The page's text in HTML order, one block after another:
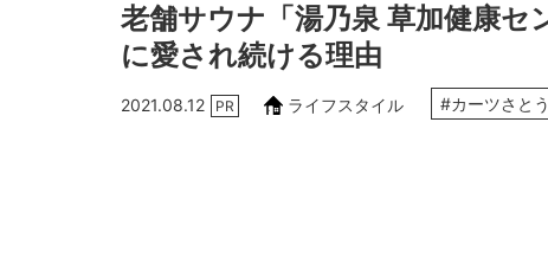
老舗サウナ「湯乃泉 草加健康セ
に愛され続ける理由
2021.08.12 PR ライフスタイル #カーツさとう